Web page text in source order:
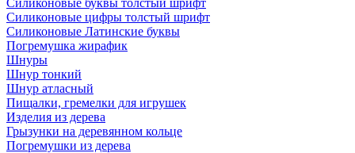
Силиконовые буквы толстый шрифт
Силиконовые цифры толстый шрифт
Силиконовые Латинские буквы
Погремушка жирафик
Шнуры
Шнур тонкий
Шнур атласный
Пищалки, гремелки для игрушек
Изделия из дерева
Грызунки на деревянном кольце
Погремушки из дерева